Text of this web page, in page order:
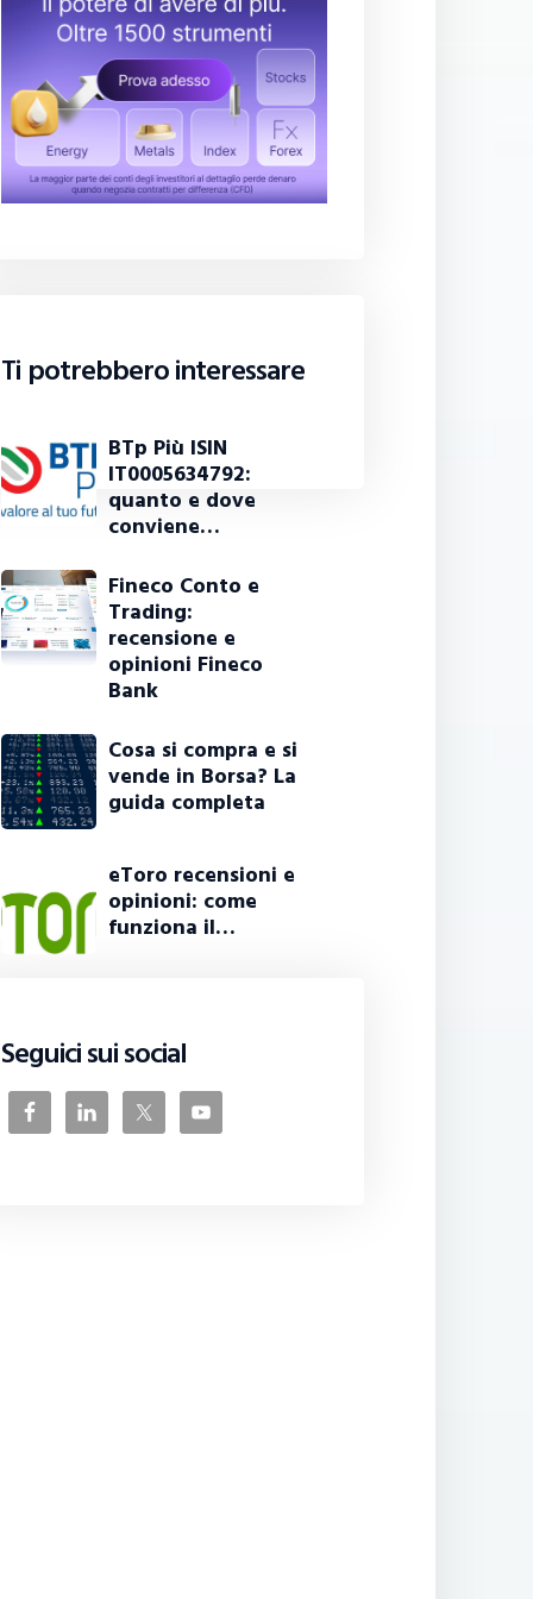
Ti potrebbero interessare
BTp Più ISIN
IT0005634792:
quanto e dove
conviene…
Fineco Conto e
Trading:
recensione e
opinioni Fineco
Bank
Cosa si compra e si
vende in Borsa? La
guida completa
eToro recensioni e
opinioni: come
funziona il…
Seguici sui social